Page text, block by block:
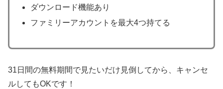
ダウンロード機能あり
ファミリーアカウントを最大4つ持てる
31日間の無料期間で見たいだけ見倒してから、キャンセ
ルしてもOKです！